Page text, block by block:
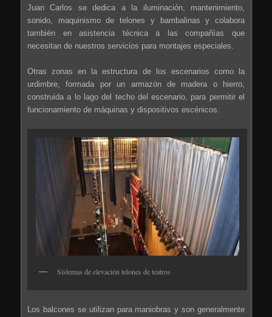
Juan Carlos se dedica a la iluminación, mantenimiento,
sonido, maquinismo de telones y bambalinas y colabora
también en asistencia técnica a las compañías que
necesitan de nuestros servicios para montajes especiales.
Otras zonas en la estructura de los escenarios como la
urdimbre, formada por un armazón de madera o hierro,
construida a lo lago del techo del escenario, para permitir el
funcionamiento de máquinas y dispositivos escénicos.
Sistemas de elevación telones de teatros
Los balcones se utilizan para maniobras y son generalmente